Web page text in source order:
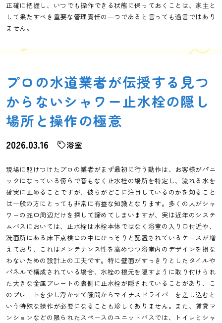
正確に把握し、いつでも操作できる状態に保っておくことは、家主と
して果たすべき重要な管理責任の一つであると言っても過言ではあり
ません。
プロの水道業者が伝授する見つ
からないシャワー止水栓の隠し
場所と操作の極意
2026.03.16 浴室
現場に駆けつけたプロの業者がまず最初に行う動作は、お客様がパニ
ックになっている傍らで音もなく止水栓の場所を特定し、流れる水を
確実に止めることですが、彼らがどこに注目しているのかを知ること
は一般の方にとっても非常に有益な知識となります。多くの人がシャ
ワーの蛇口周辺だけを探して諦めてしまいますが、実は近年のシステ
ムバスにおいては、止水栓は水栓本体ではなく浴室の入り口付近や、
洗面所にある床下点検口の中にひっそりと配置されているケースが増
えており、これはメンテナンス性を高めつつ浴室内のデザインを損な
わないための設計上の工夫です。特に壁面がすっきりとしたタイルや
パネルで構成されている場合、水栓の根元を隠すように取り付けられ
た大きな金属プレートの裏側に止水栓が隠されていることがあり、こ
のプレートを少し浮かせて隙間からマイナスドライバーを差し込むと
いう特殊な操作が必要になることも珍しくありません。また、賃貸マ
ンションなどの限られたスペースのユニットバスでは、トイレとシャ